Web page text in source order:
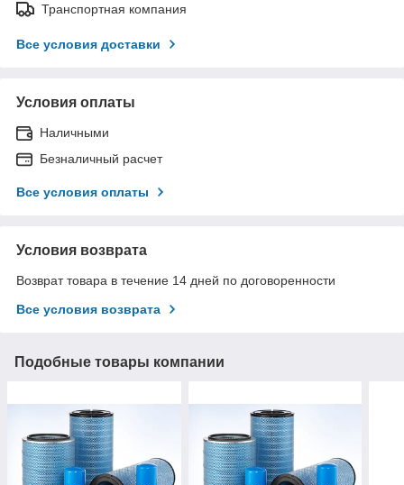
Транспортная компания
Все условия доставки
Условия оплаты
Наличными
Безналичный расчет
Все условия оплаты
Условия возврата
Возврат товара в течение 14 дней по договоренности
Все условия возврата
Подобные товары компании